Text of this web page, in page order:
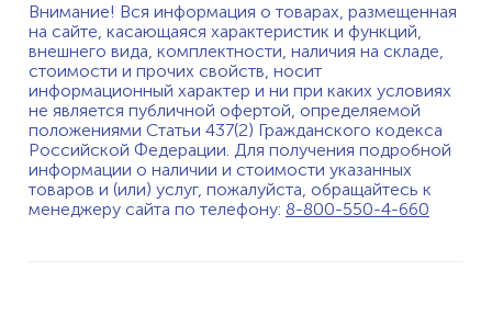
Внимание! Вся информация о товарах, размещенная
на сайте, касающаяся характеристик и функций,
внешнего вида, комплектности, наличия на складе,
стоимости и прочих свойств, носит
информационный характер и ни при каких условиях
не является публичной офертой, определяемой
положениями Статьи 437(2) Гражданского кодекса
Российской Федерации. Для получения подробной
информации о наличии и стоимости указанных
товаров и (или) услуг, пожалуйста, обращайтесь к
менеджеру сайта по телефону: 8-800-550-4-660